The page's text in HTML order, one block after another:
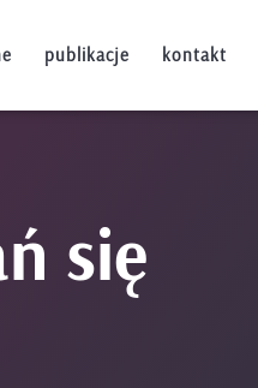
publikacje kontakt
się